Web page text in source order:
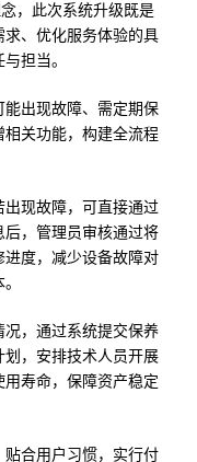
，此次系统升级既是
、优化服务体验的具
担当。
出现故障、需定期保
关功能，构建全流程
现故障，可直接通过
，管理员审核通过将
度，减少设备故障对
，通过系统提交保养
，安排技术人员开展
寿命，保障资产稳定
合用户习惯，实行付